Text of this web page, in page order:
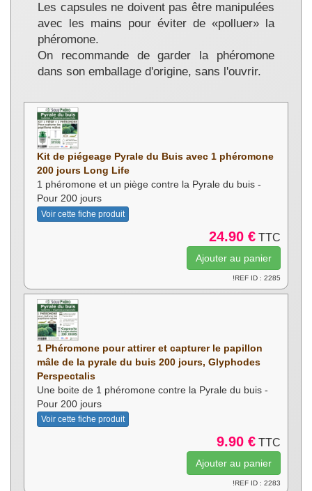
Les capsules ne doivent pas être manipulées
avec les mains pour éviter de «polluer» la
phéromone.
On recommande de garder la phéromone
dans son emballage d'origine, sans l'ouvrir.
Kit de piégeage Pyrale du Buis avec 1 phéromone
200 jours Long Life
1 phéromone et un piège contre la Pyrale du buis -
Pour 200 jours
Voir cette fiche produit
24.90 € TTC
!REF ID : 2285
1 Phéromone pour attirer et capturer le papillon
mâle de la pyrale du buis 200 jours, Glyphodes
Perspectalis
Une boite de 1 phéromone contre la Pyrale du buis -
Pour 200 jours
Voir cette fiche produit
9.90 € TTC
!REF ID : 2283